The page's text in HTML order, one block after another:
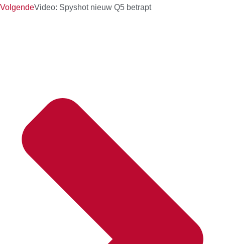
VolgendeVideo: Spyshot nieuw Q5 betrapt